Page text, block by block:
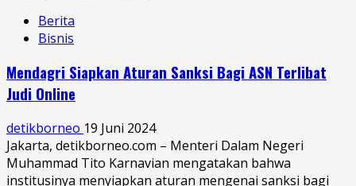
Berita
Bisnis
Mendagri Siapkan Aturan Sanksi Bagi ASN Terlibat
Judi Online
detikborneo 19 Juni 2024
Jakarta, detikborneo.com – Menteri Dalam Negeri
Muhammad Tito Karnavian mengatakan bahwa
institusinya menyiapkan aturan mengenai sanksi bagi